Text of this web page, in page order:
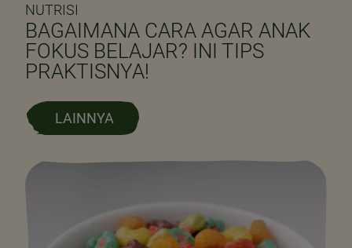
NUTRISI
BAGAIMANA CARA AGAR ANAK
FOKUS BELAJAR? INI TIPS
PRAKTISNYA!
LAINNYA